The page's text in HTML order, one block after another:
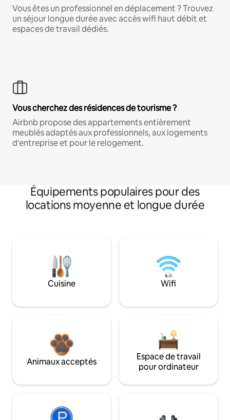
Vous êtes un professionnel en déplacement ? Trouvez
un séjour longue durée avec accès wifi haut débit et
espaces de travail dédiés.
Vous cherchez des résidences de tourisme ?
Airbnb propose des appartements entièrement
meublés adaptés aux professionnels, aux logements
d'entreprise et pour le relogement.
Équipements populaires pour des
locations moyenne et longue durée
Cuisine Wifi
Animaux acceptés
Espace de travail
pour ordinateur